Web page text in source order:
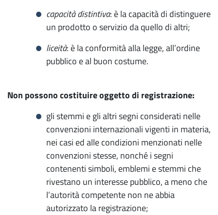
capacità distintiva: è la capacità di distinguere
un prodotto o servizio da quello di altri;
liceità: è la conformità alla legge, all’ordine
pubblico e al buon costume.
Non possono costituire oggetto di registrazione:
gli stemmi e gli altri segni considerati nelle
convenzioni internazionali vigenti in materia,
nei casi ed alle condizioni menzionati nelle
convenzioni stesse, nonché i segni
contenenti simboli, emblemi e stemmi che
rivestano un interesse pubblico, a meno che
l’autorità competente non ne abbia
autorizzato la registrazione;